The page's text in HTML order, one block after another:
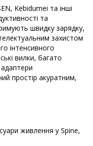
Kebidumei та інші
та
швидку зарядку,
захистом
інтенсивного
вилки, багато
простір акуратним,
живлення у Spine,